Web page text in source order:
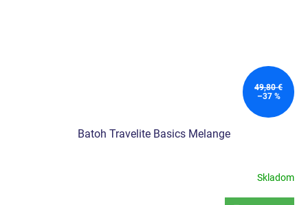
49,80 €
–37 %
Batoh Travelite Basics Melange
Skladom